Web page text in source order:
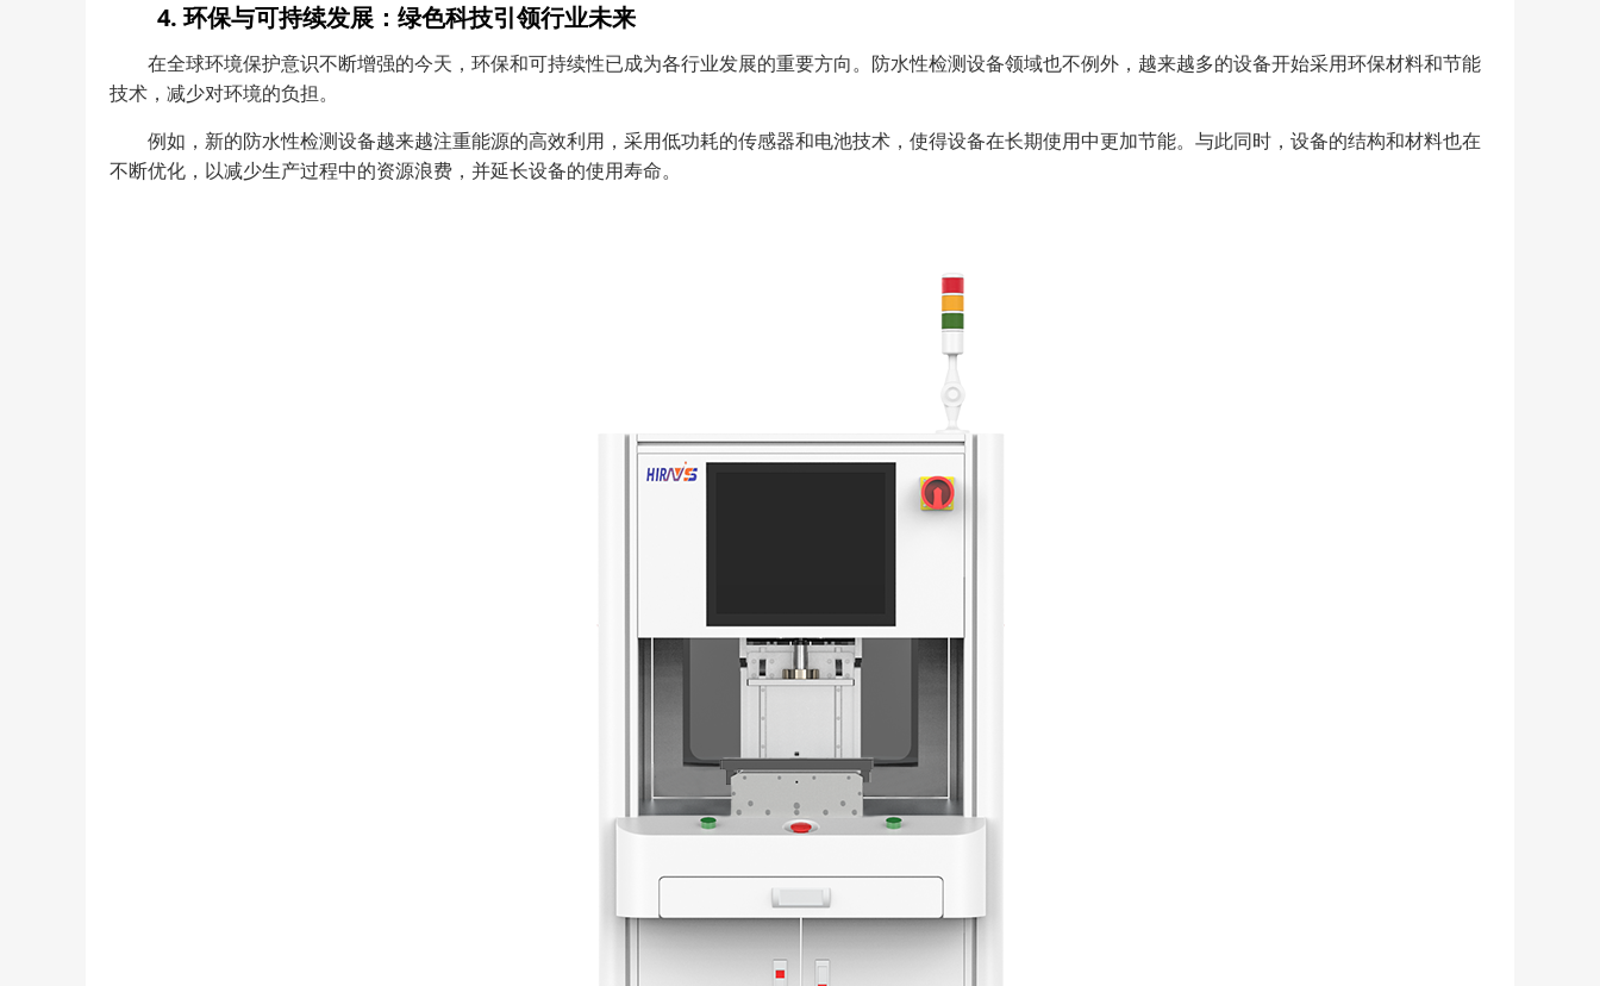
4. 环保与可持续发展：绿色科技引领行业未来
在全球环境保护意识不断增强的今天，环保和可持续性已成为各行业发展的重要方向。防水性检测设备领域也不例外，越来越多的设备开始采用环保材料和节能
技术，减少对环境的负担。
例如，新的防水性检测设备越来越注重能源的高效利用，采用低功耗的传感器和电池技术，使得设备在长期使用中更加节能。与此同时，设备的结构和材料也在
不断优化，以减少生产过程中的资源浪费，并延长设备的使用寿命。